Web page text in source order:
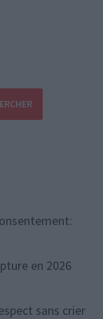
en 2026
sans crier